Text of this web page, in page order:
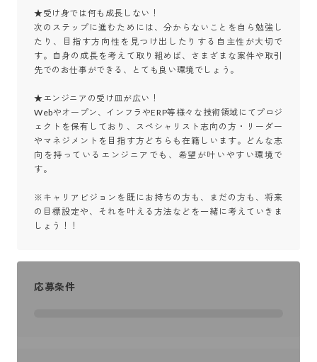
★受け身では何も成長しない！
次のステップに進むためには、分からないことを自ら勉強し
たり、目指す方向性を見つけ出したりする自主性が大切で
す。自身の成長を考えて取り組めば、さまざまな案件や取引
先でのお仕事ができる、とても良い環境でしょう。
★エンジニアの受け皿が広い！
Webやオープン、インフラやERP等様々な技術領域にてプロジ
ェクトを保有しており、スペシャリスト志向の方・リーダー
やマネジメントを目指す方どちらも在籍しいます。どんな志
向を持っているエンジニアでも、希望が叶いやすい環境で
す。
※キャリアビジョンを既にお持ちの方も、まだの方も、将来
の目標設定や、それを叶える方法などを一緒に考えていきま
しょう！！
応募条件